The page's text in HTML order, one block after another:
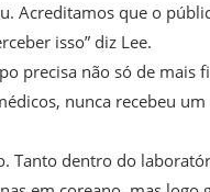
Acreditamos que o
isso” diz Lee.
precisa não só de
nunca recebeu
Tanto dentro do